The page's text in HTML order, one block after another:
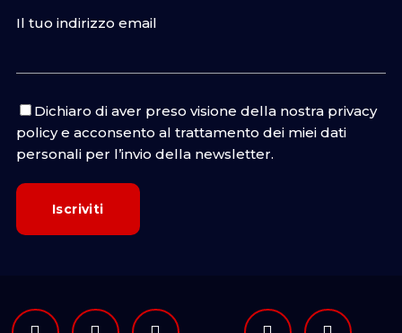
Il tuo indirizzo email
Dichiaro di aver preso visione della nostra privacy
policye acconsento al trattamento dei miei dati
personali per l’invio della newsletter.